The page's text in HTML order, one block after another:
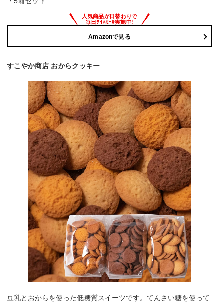
Amazonで見る
すこやか商店 おからクッキー
豆乳とおからを使った低糖質スイーツです。てんさい糖を使って